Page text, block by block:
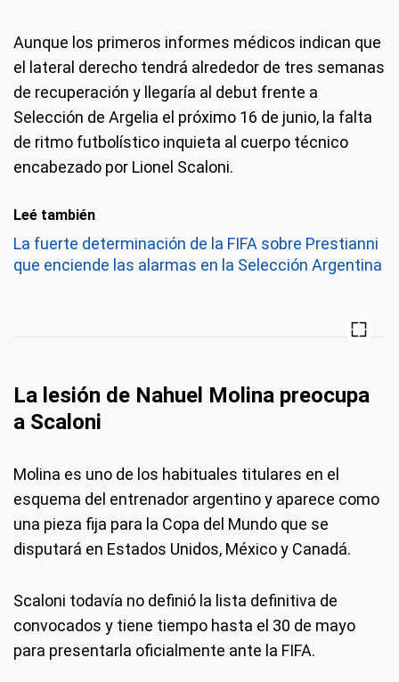
Aunque los primeros informes médicos indican que
el lateral derecho tendrá alrededor de tres semanas
de recuperación y llegaría al debut frente a
Selección de Argelia el próximo 16 de junio, la falta
de ritmo futbolístico inquieta al cuerpo técnico
encabezado por Lionel Scaloni.
Leé también
La fuerte determinación de la FIFA sobre Prestianni
que enciende las alarmas en la Selección Argentina
La lesión de Nahuel Molina preocupa
a Scaloni
Molina es uno de los habituales titulares en el
esquema del entrenador argentino y aparece como
una pieza fija para la Copa del Mundo que se
disputará en Estados Unidos, México y Canadá.
Scaloni todavía no definió la lista definitiva de
convocados y tiene tiempo hasta el 30 de mayo
para presentarla oficialmente ante la FIFA.